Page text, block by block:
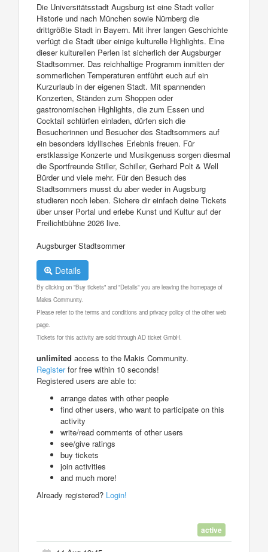
Die Universitätsstadt Augsburg ist eine Stadt voller
Historie und nach München sowie Nürnberg die
drittgrößte Stadt in Bayern. Mit ihrer langen Geschichte
verfügt die Stadt über einige kulturelle Highlights. Eine
dieser kulturellen Perlen ist sicherlich der Augsburger
Stadtsommer. Das reichhaltige Programm inmitten der
sommerlichen Temperaturen entführt euch auf ein
Kurzurlaub in der eigenen Stadt. Mit spannenden
Konzerten, Ständen zum Shoppen oder
gastronomischen Highlights, die zum Essen und
Cocktail schlürfen einladen, dürfen sich die
Besucherinnen und Besucher des Stadtsommers auf
ein besonders idyllisches Erlebnis freuen. Für
erstklassige Konzerte und Musikgenuss sorgen diesmal
die Sportfreunde Stiller, Schiller, Gerhard Polt & Well
Bürder und viele mehr. Für den Besuch des
Stadtsommers musst du aber weder in Augsburg
studieren noch leben. Sichere dir einfach deine Tickets
über unser Portal und erlebe Kunst und Kultur auf der
Freilichtbühne 2026 live.
Augsburger Stadtsommer
Details
By clicking on "Buy tickets" and "Details" you are leaving the homepage of
Makis Community.
Please refer to the terms and conditions and privacy policy of the other web
page.
Tickets for this activity are sold through AD ticket GmbH.
unlimited access to the Makis Community.
Registerfor free within 10 seconds!
Registered users are able to:
arrange dates with other people
find other users, who want to participate on this
activity
write/read comments of other users
see/give ratings
buy tickets
join activities
and much more!
Already registered? Login!
active